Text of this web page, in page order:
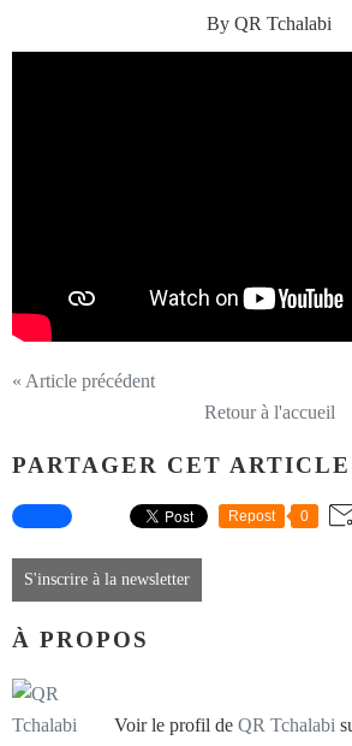
By QR Tchalabi
« Article précédent
Retour à l'accueil
PARTAGER CET ARTICLE
Repost 0
S'inscrire à la newsletter
À PROPOS
Voir le profil de QR Tchalabi